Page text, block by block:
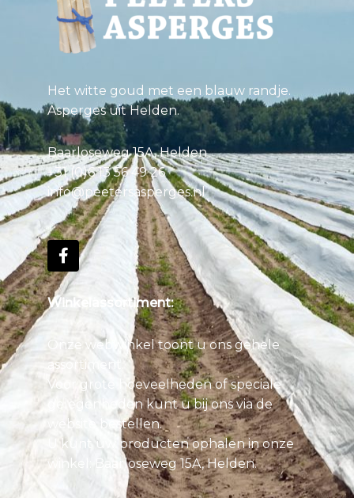
Het witte goud met een blauw randje.
Asperges uit Helden.
Baarloseweg 15A, Helden
+31 (0)6 13 56 49 26
info@peetersasperges.nl
Winkelassortiment:
Onze webwinkel toont u ons gehele
assortiment.
Voor grote hoeveelheden of speciale
gelegenheden kunt u bij ons via de
website bestellen.
U kunt uw producten ophalen in onze
winkel: Baarloseweg 15A, Helden.